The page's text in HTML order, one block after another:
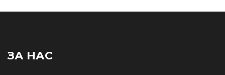
ЗА НАС